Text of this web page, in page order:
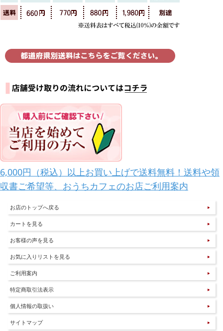
6,000円（税込）以上お買い上げで送料無料！送料や領
収書ご希望等、おうちカフェのお店ご利用案内
お店のトップへ戻る
カートを見る
お客様の声を見る
お気に入りリストを見る
ご利用案内
特定商取引法表示
個人情報の取扱い
サイトマップ